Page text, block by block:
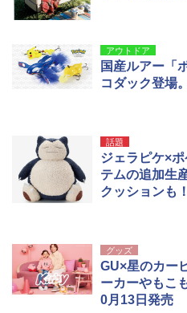
アウトドア
国産ルアー「
コダック登場
話題
ジェラピケ×
テムの追加生
クッションも！
グッズ
GU×星のカー
ーカーやもこ
0月13日発売